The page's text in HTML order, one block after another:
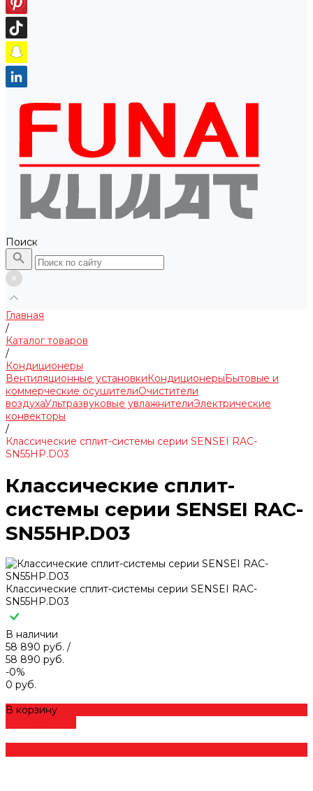
Поиск
Главная
/
Каталог товаров
/
Кондиционеры
Вентиляционные установкиКондиционерыБытовые и
коммерческие осушителиОчистители
воздухаУльтразвуковые увлажнителиЭлектрические
конвекторы
/
Классические сплит-системы серии SENSEI RAC-
SN55HP.D03
Классические сплит-
системы серии SENSEI RAC-
SN55HP.D03
Классические сплит-системы серии SENSEI RAC-
SN55HP.D03
В наличии
58 890 руб. /
58 890 руб.
-0%
0 руб.
В корзину